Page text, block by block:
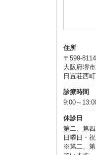
住所
〒599-8114
大阪府堺
日置荘西
診療時間
9:00～
休診日
第二、第
日曜日・祝
※第二、第